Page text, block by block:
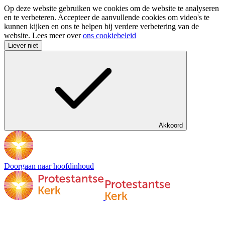
Op deze website gebruiken we cookies om de website te analyseren
en te verbeteren. Accepteer de aanvullende cookies om video's te
kunnen kijken en ons te helpen bij verdere verbetering van de
website. Lees meer overons cookiebeleid
Liever niet
Akkoord
Doorgaan naar hoofdinhoud